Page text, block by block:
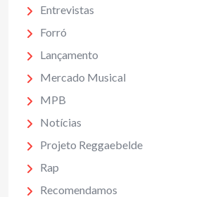
Entrevistas
Forró
Lançamento
Mercado Musical
MPB
Notícias
Projeto Reggaebelde
Rap
Recomendamos